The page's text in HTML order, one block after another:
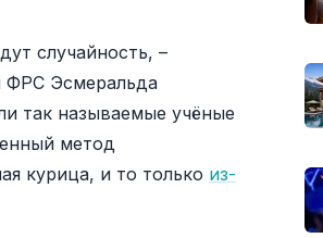
случайность, –
ФРС Эсмеральда
так называемые учёные
метод
курица, и то только из-